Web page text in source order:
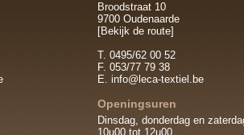
Broodstraat 10
9700 Oudenaarde
[Bekijk de route]
T. 0495/62 00 52
F. 053/77 79 38
E. info@leca-textiel.be
Openingsuren
Dinsdag, donderdag en
10u00 tot 12u00